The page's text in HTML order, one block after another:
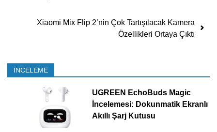
Xiaomi Mix Flip 2’nin Çok Tartışılacak Kamera
Özellikleri Ortaya Çıktı
İNCELEME
UGREEN EchoBuds Magic
İncelemesi: Dokunmatik Ekranlı
Akıllı Şarj Kutusu